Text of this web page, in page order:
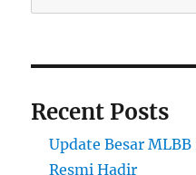
Recent Posts
Update Besar
Resmi Hadir